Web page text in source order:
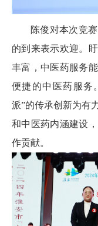
陈俊对本次竞
的到来表示欢迎。
丰富，中医药服务
便捷的中医药服务
派”的传承创新为有
和中医药内涵建设
作贡献。